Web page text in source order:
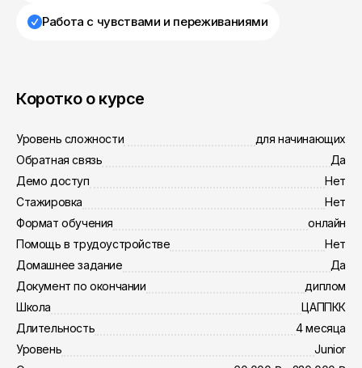
Работа с чувствами и переживаниями
Коротко о курсе
Уровень сложности
для начинающих
Обратная связь
Да
Демо доступ
Нет
Стажировка
Нет
Формат обучения
онлайн
Помощь в трудоустройстве
Нет
Домашнее задание
Да
Документ по окончании
диплом
Школа
ЦАППКК
Длительность
4 месяца
Уровень
Junior